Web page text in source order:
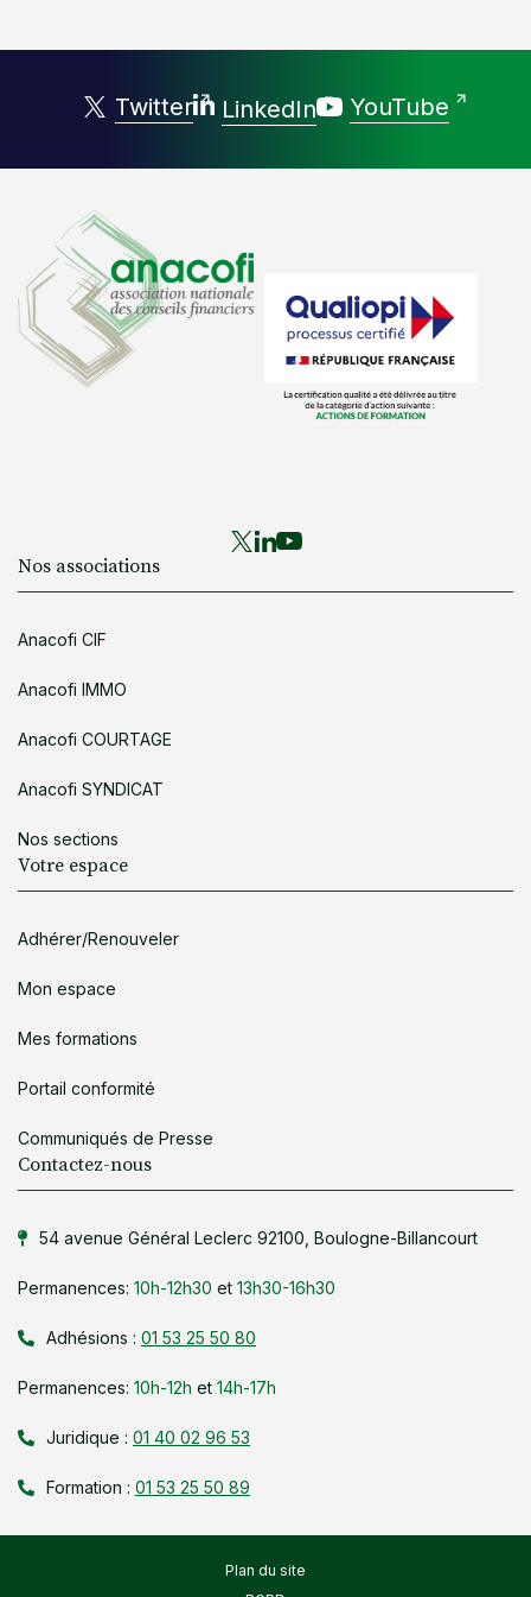
Twitter LinkedIn YouTube
Nos associations
Anacofi CIF
Anacofi IMMO
Anacofi COURTAGE
Anacofi SYNDICAT
Nos sections
Votre espace
Adhérer/Renouveler
Mon espace
Mes formations
Portail conformité
Communiqués de Presse
Contactez-nous
54 avenue Général Leclerc 92100, Boulogne-Billancourt
Permanences: 10h-12h30 et 13h30-16h30
Adhésions : 01 53 25 50 80
Permanences: 10h-12h et 14h-17h
Juridique : 01 40 02 96 53
Formation : 01 53 25 50 89
Plan du site